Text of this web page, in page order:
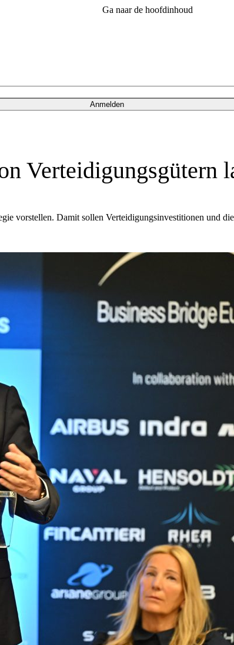
Ga naar de hoofdinhoud
Anmelden
Verteidigungsgütern
vorstellen. Damit sollen Verteidigungsinvestitionen und